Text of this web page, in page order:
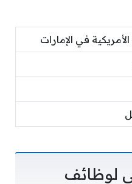
في الإمارات
لوظائف